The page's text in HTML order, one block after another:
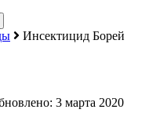
Инсектицид Борей
3 марта 2020